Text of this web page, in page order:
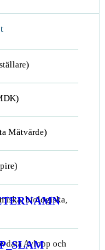
Mätvärde)
biologiska,
Avlopp och